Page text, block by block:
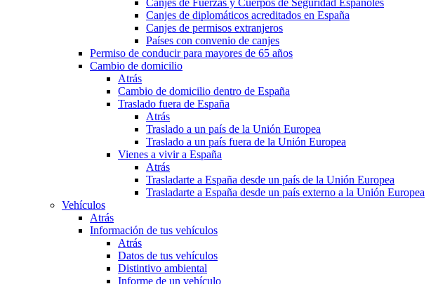
Canjes de Fuerzas y Cuerpos de Seguridad Españoles
Canjes de diplomáticos acreditados en España
Canjes de permisos extranjeros
Países con convenio de canjes
Permiso de conducir para mayores de 65 años
Cambio de domicilio
Atrás
Cambio de domicilio dentro de España
Traslado fuera de España
Atrás
Traslado a un país de la Unión Europea
Traslado a un país fuera de la Unión Europea
Vienes a vivir a España
Atrás
Trasladarte a España desde un país de la Unión Europea
Trasladarte a España desde un país externo a la Unión Europea
Vehículos
Atrás
Información de tus vehículos
Atrás
Datos de tus vehículos
Distintivo ambiental
Informe de un vehículo